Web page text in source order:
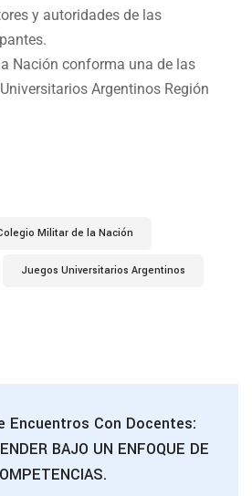
y autoridades de las
Nación conforma una de las
Argentinos Región
Militar de la Nación
Juegos Universitarios Argentinos
Encuentros Con Docentes:
BAJO UN ENFOQUE DE